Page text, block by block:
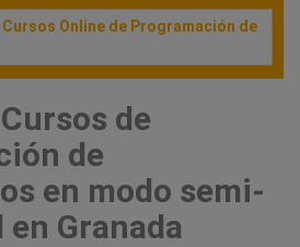
Online de Programación de
de
de
en modo semi-
Granada